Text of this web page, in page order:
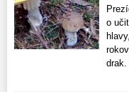
o
drak.